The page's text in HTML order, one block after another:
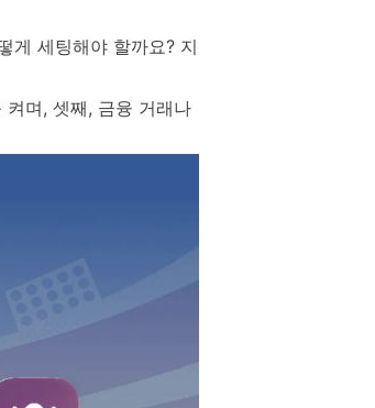
게 세팅해야 할까요? 지
며, 셋째, 금융 거래나